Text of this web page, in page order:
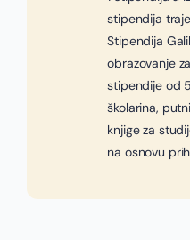
stipendija
Stipendija
obrazovanje
stipendije od
školarina,
knjige za
na osnovu